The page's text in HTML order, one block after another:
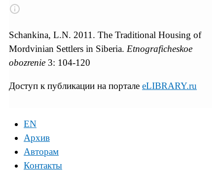
Schankina, L.N. 2011. The Traditional Housing of
Mordvinian Settlers in Siberia. Etnograficheskoe
obozrenie 3: 104-120
Доступ к публикации на портале eLIBRARY.ru
EN
Архив
Авторам
Контакты